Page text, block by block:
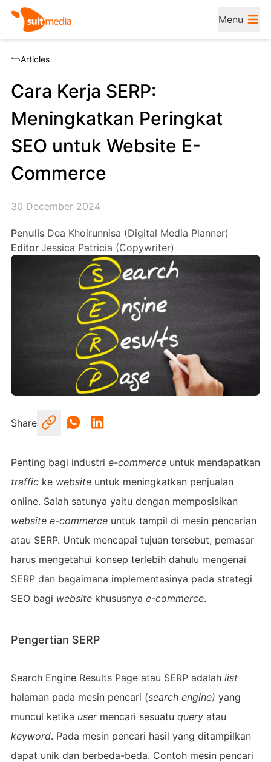
Menu
Articles
Cara Kerja SERP:
Meningkatkan Peringkat
SEO untuk Website E-
Commerce
30 December 2024
Penulis Dea Khoirunnisa (Digital Media Planner)
Editor Jessica Patricia (Copywriter)
Share
Penting bagi industri e-commerceuntuk mendapatkan
trafficke website untuk meningkatkan penjualan
online. Salah satunya yaitu dengan memposisikan
website e-commerce untuk tampil di mesin pencarian
atau SERP. Untuk mencapai tujuan tersebut, pemasar
harus mengetahui konsep terlebih dahulu mengenai
SERP dan bagaimana implementasinya pada strategi
SEO bagi websitekhususnya e-commerce.
Pengertian SERP
Search Engine Results Page atau SERP adalah list
halaman pada mesin pencari (search engine) yang
muncul ketika usermencari sesuatu queryatau
keyword. Pada mesin pencari hasil yang ditampilkan
dapat unik dan berbeda-beda. Contoh mesin pencari